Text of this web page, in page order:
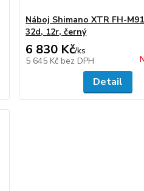
Náboj Shimano XTR FH-
32d, 12r, černý
6 830 Kč/ks
5 645 Kč bez DPH
Detail